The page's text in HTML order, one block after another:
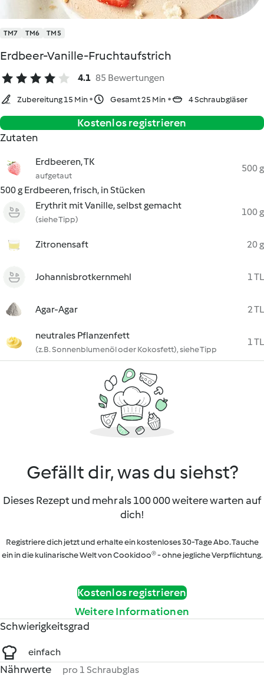
TM7 TM6 TM5
Erdbeer-Vanille-Fruchtaufstrich
4.1 85 Bewertungen
Zubereitung 15 Min Gesamt 25 Min 4 Schraubgläser
Kostenlos registrieren
Zutaten
Erdbeeren, TK
aufgetaut
500 g
500 g Erdbeeren, frisch, in Stücken
Erythrit mit Vanille, selbst gemacht
(siehe Tipp)
100 g
Zitronensaft 20 g
Johannisbrotkernmehl 1 TL
Agar-Agar 2 TL
neutrales Pflanzenfett
(z.B. Sonnenblumenöl oder Kokosfett), siehe Tipp
1 TL
Gefällt dir, was du siehst?
Dieses Rezept und mehr als 100 000 weitere warten auf
dich!
Registriere dich jetzt und erhalte ein kostenloses 30-Tage Abo. Tauche
ein in die kulinarische Welt von Cookidoo® - ohne jegliche Verpflichtung.
Kostenlos registrieren
Weitere Informationen
Schwierigkeitsgrad
einfach
Nährwerte pro 1 Schraubglas